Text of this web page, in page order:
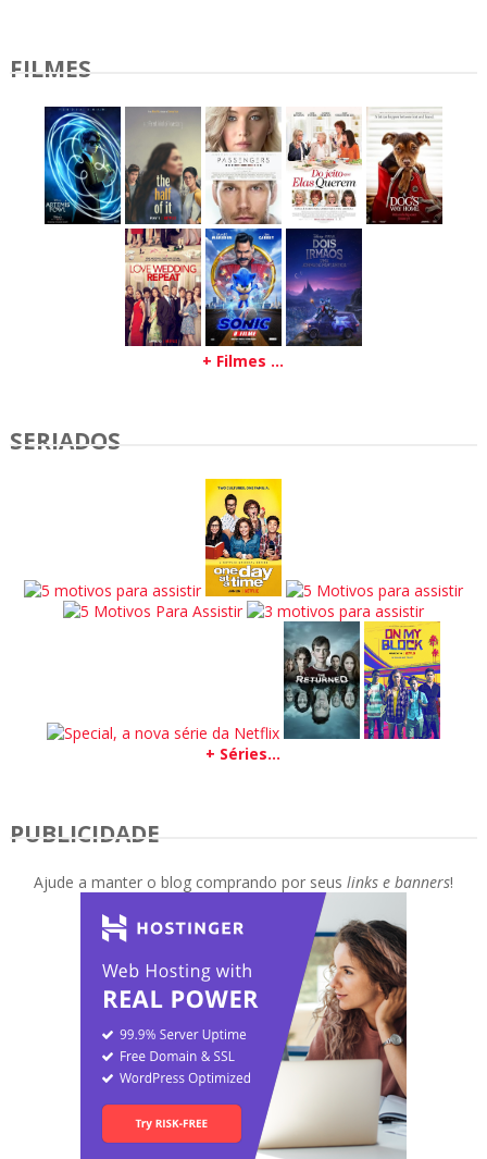
FILMES
+ Filmes ...
SERIADOS
+ Séries...
PUBLICIDADE
Ajude a manter o blog comprando por seus links e banners!